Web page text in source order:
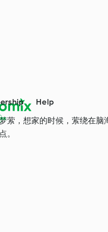
Help
萦，想家的时候，萦绕在脑
。